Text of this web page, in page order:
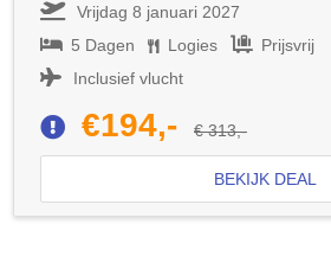
Vrijdag 8 januari 2027
5 Dagen
Logies
Prijsvrij
Inclusief vlucht
€194,- € 313,-
BEKIJK DEAL